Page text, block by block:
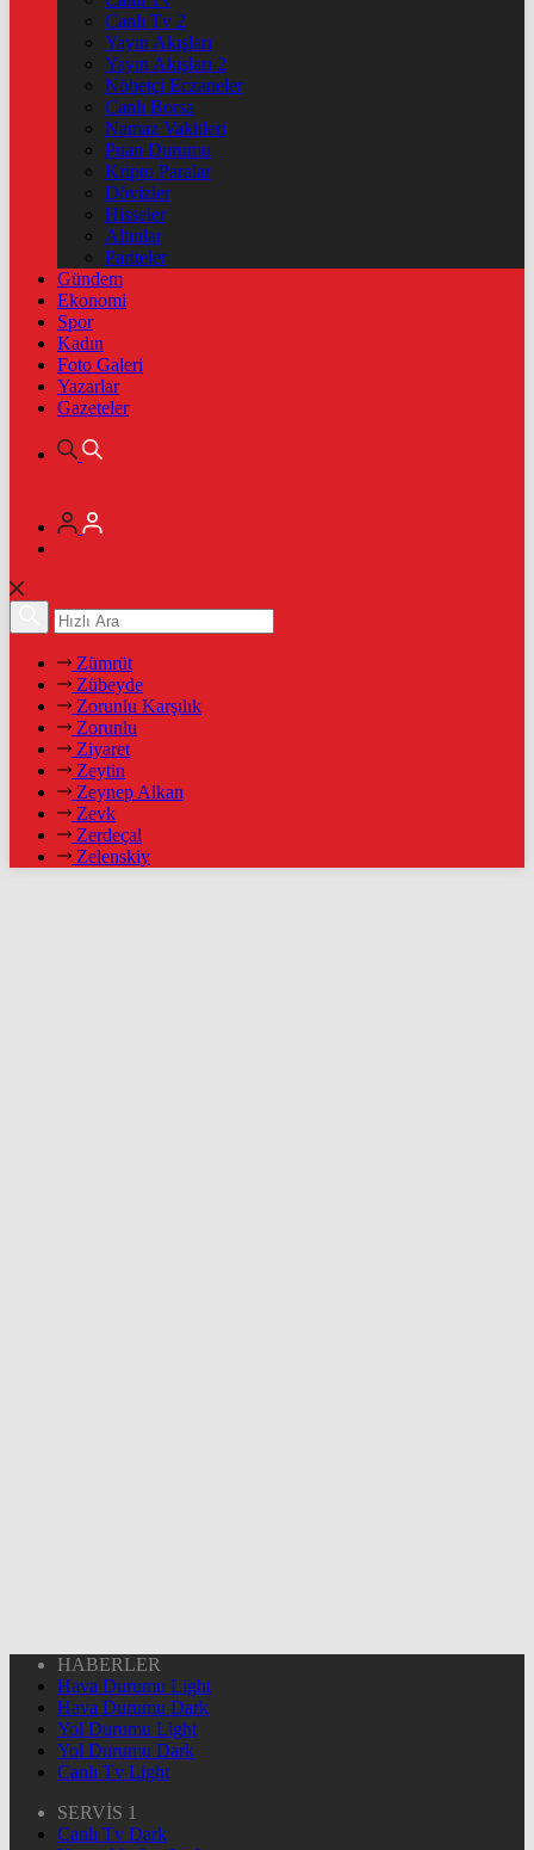
Canlı Tv 2
Yayın Akışları
Yayın Akışları 2
Nöbetçi Eczaneler
Canlı Borsa
Namaz Vakitleri
Puan Durumu
Kripto Paralar
Dövizler
Hisseler
Altınlar
Pariteler
Gündem
Ekonomi
Spor
Kadın
Foto Galeri
Yazarlar
Gazeteler
Zümrüt
Zübeyde
Zorunlu Karşılık
Zorunlu
Ziyaret
Zeytin
Zeynep Alkan
Zevk
Zerdeçal
Zelenskiy
HABERLER
Hava Durumu Light
Hava Durumu Dark
Yol Durumu Light
Yol Durumu Dark
Canlı Tv Light
SERVİS 1
Canlı Tv Dark